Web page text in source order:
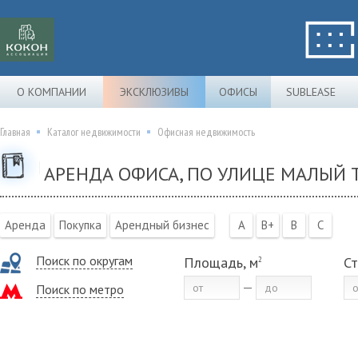
О КОМПАНИИ ЭКСКЛЮЗИВЫ ОФИСЫ SUBLEASE
Главная Каталог недвижимости Офисная недвижимость
АРЕНДА ОФИСА, ПО УЛИЦЕ МАЛЫЙ
Аренда Покупка Арендный бизнес A B+ B C
Поиск по округам
Поиск по метро
Площадь, м2